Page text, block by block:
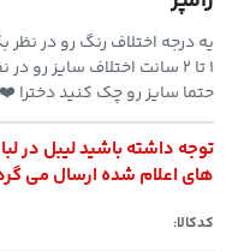
یه درجه اختلاف رنگ رو در نظر
۱ تا ۲ سانت اختلاف سایز رو در نظر بگیرید
حتما سایز رو چک کنید دخترا ❤️
توجه داشته باشید لیبل
های اعلام شده ارسال می
کدکالا: